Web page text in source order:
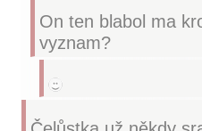
On ten blabol ma
vyznam?